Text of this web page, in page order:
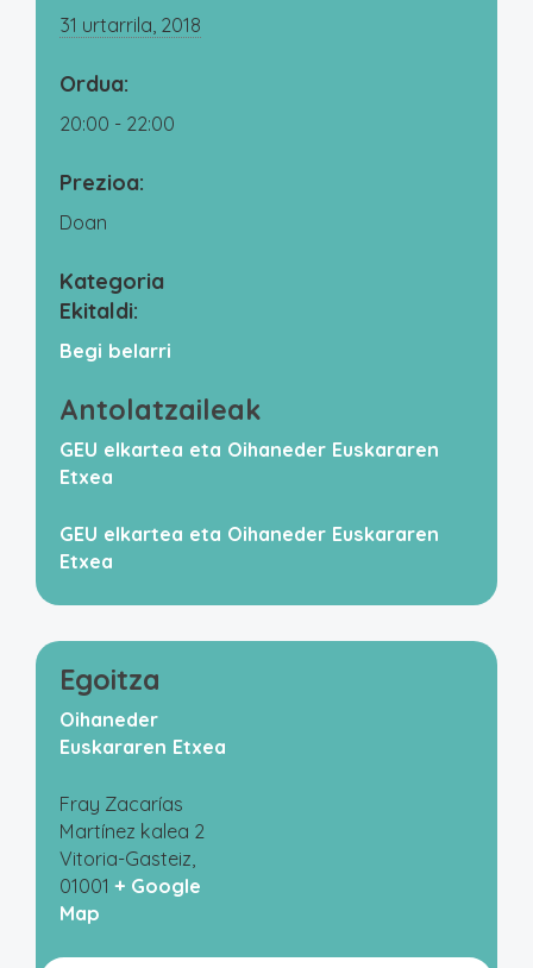
31 urtarrila, 2018
Ordua:
20:00 - 22:00
Prezioa:
Doan
Kategoria
Ekitaldi:
Begi belarri
Antolatzaileak
GEU elkartea eta Oihaneder Euskararen
Etxea
GEU elkartea eta Oihaneder Euskararen
Etxea
Egoitza
Oihaneder
Euskararen Etxea
Fray Zacarías
Martínez kalea 2
Vitoria-Gasteiz
01001 + Google
Map